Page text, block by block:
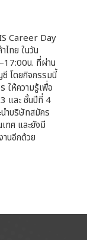
Career Day
ทย ในวัน
น. ที่ผ่าน
โดยกิจกรรมนี้
ให้ความรู้เพื่อ
และ ชั้นปีที่ 4
นำบริษัทสมัคร
เทศ และยังมี
นอีกด้วย